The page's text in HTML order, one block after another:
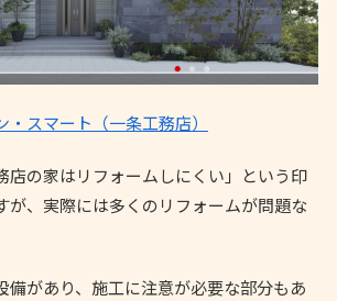
・スマート（一条工務店）
店の家はリフォームしにくい」という印
が、実際には多くのリフォームが問題な
備があり、施工に注意が必要な部分もあ